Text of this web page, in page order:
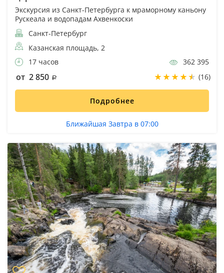
Экскурсия из Санкт-Петербурга к мраморному каньону
Рускеала и водопадам Ахвенкоски
Санкт-Петербург
Казанская площадь, 2
17 часов
362 395
от 2 850 (16)
Подробнее
Ближайшая Завтра в 07:00